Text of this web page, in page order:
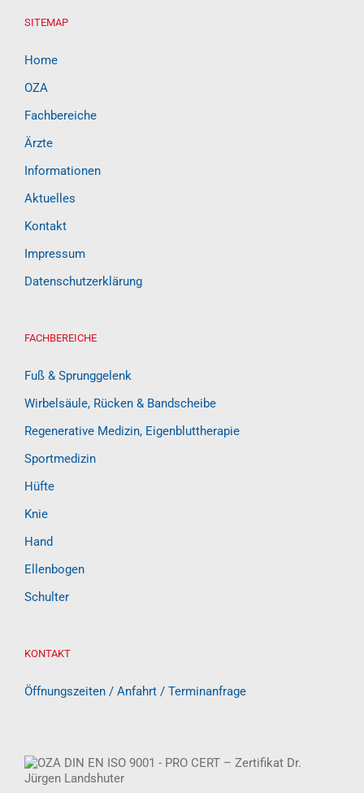
SITEMAP
Home
OZA
Fachbereiche
Ärzte
Informationen
Aktuelles
Kontakt
Impressum
Datenschutzerklärung
FACHBEREICHE
Fuß & Sprunggelenk
Wirbelsäule, Rücken & Bandscheibe
Regenerative Medizin, Eigenbluttherapie
Sportmedizin
Hüfte
Knie
Hand
Ellenbogen
Schulter
KONTAKT
Öffnungszeiten / Anfahrt / Terminanfrage